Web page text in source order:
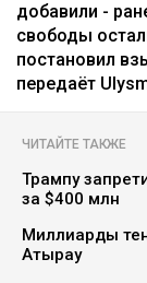
добавили -
свободы
постановил
передаёт
ЧИТАЙТЕ ТАКЖЕ
Трампу
за $400 млн
Миллиарды
Атырау